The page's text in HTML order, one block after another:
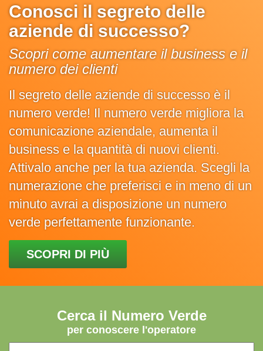
Conosci il segreto delle
aziende di successo?
Scopri come aumentare il business e il
numero dei clienti
Il segreto delle aziende di successo è il
numero verde! Il numero verde migliora la
comunicazione aziendale, aumenta il
business e la quantità di nuovi clienti.
Attivalo anche per la tua azienda. Scegli la
numerazione che preferisci e in meno di un
minuto avrai a disposizione un numero
verde perfettamente funzionante.
SCOPRI DI PIÙ
Cerca il Numero Verde
per conoscere l'operatore